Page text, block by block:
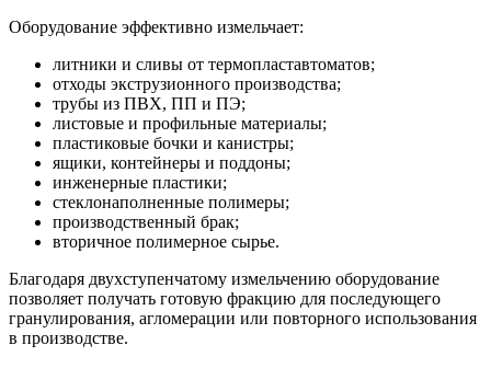
Оборудование эффективно измельчает:
литники и сливы от термопластавтоматов;
отходы экструзионного производства;
трубы из ПВХ, ПП и ПЭ;
листовые и профильные материалы;
пластиковые бочки и канистры;
ящики, контейнеры и поддоны;
инженерные пластики;
стеклонаполненные полимеры;
производственный брак;
вторичное полимерное сырье.
Благодаря двухступенчатому измельчению оборудование
позволяет получать готовую фракцию для последующего
гранулирования, агломерации или повторного использования
в производстве.